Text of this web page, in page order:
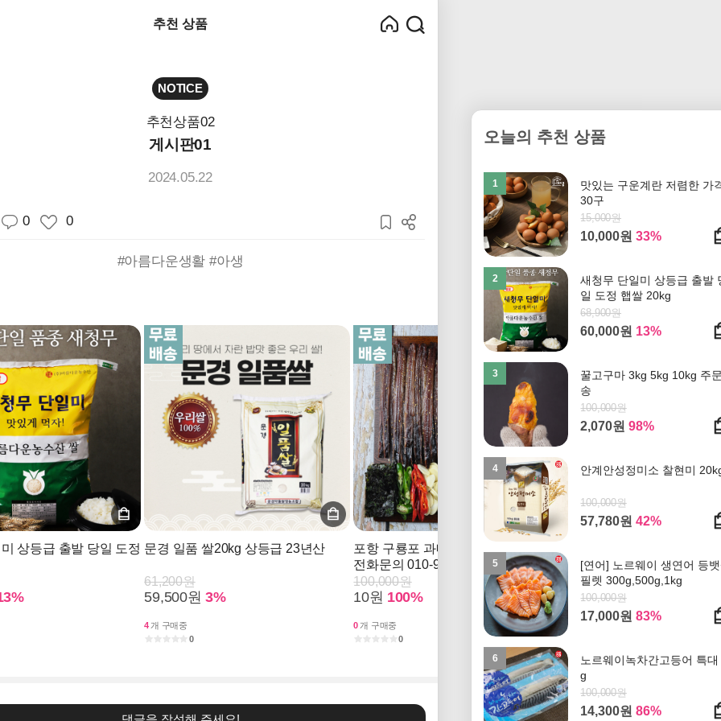
오늘의 추천 상품
1 맛있는 구운계란 저렴한 가
30구
15,000원
10,000원 33%
2
새청무 단일미 상등급 출발
일 도정 햅쌀 20kg
68,900원
60,000원 13%
3
꿀고구마 3kg 5kg 10kg 주
송
100,000원
2,070원 98%
4 안계안성정미소 찰현미
100,000원
57,780원 42%
5
[연어] 노르웨이 생연어 등
필렛 300g,500g,1kg
100,000원
17,000원 83%
6
노르웨이녹차간고등어 특
g
100,000원
14,300원 86%
추천 상품
NOTICE
추천상품02
게시판01
2024.05.22
0 0
#아름다운생활 #아생
상등급 출발 당일 도정 문경 일품 쌀20kg 상등급 23년산
61,200원
59,500원 3%
4 개 구매중
0
포항 구룡포 과메기 및 야체세트 시세
전화문의 010-9074-8877
100,000원
10원 100%
0 개 구매중
0